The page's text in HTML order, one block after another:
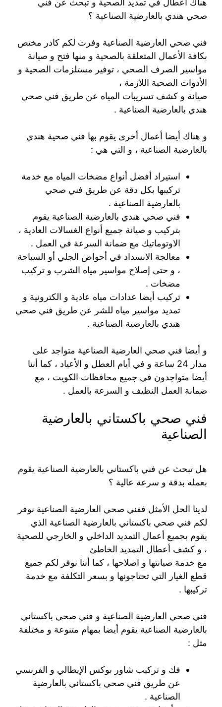
صحي هندي بالعارضية الصناعية ؟
فني صحي العارضية الصناعية وفرت لكم كادر مختص
بكافة الأعمال المتعلقة بالصحية و منها فتح و صيانة
مواسير الصرف الصحي ، توفير مستلزمات الصحية و
الأدوات الصحية اللازمة ،
صيانة و كشف تسريبات المياه عن طريق فني صحي
هندي بالعارضية الصناعية .
و هناك أيضا أعمال أخرى يقوم بها فني صحية هندي
بالعارضية الصناعية ، و التي هي :
استيراد أفضل أنواع مضخات المياه مع خدمة
تركيبها بكل دقة عن طريق فني صحي
بالعارضية الصناعية .
فني صحي هندي بالعارضية الصناعية يقوم
بتركيب و صيانة جميع أنواع الغسالات العادية ،
الاوتوماتيك مع ضمانة السرعة في العمل .
معالجة الانسداد في أحواض الجلي أو السباحة
، و حتى إصلاح مواسير مياه الشرب و تركيب
مضخات .
تركيب أيضا عدادات مياه عادية و الكترونية و
تمديد مواسير مياه للشر عن طريق فني صحي
هندي بالعارضية الصناعية .
و أيضا فني صحي العارضية الصناعية متواجد على
مدار 24 ساعة و في أيام العطل و الأعياد ، كما أننا
أيضا متواجدون في جميع محافظات الكويت ، مع
ضمانة العمل النظيف و السرعة بالعمل .
فني صحي باكستاني بالعارضية
الصناعية
هل تبحث عن فني باكستاني بالعارضية الصناعية يقوم
بعمله بدقة و سرعة عالية ؟
لدينا الحل الأمثل ففني صحي العارضية الصناعية نوفر
لكم فني صحي باكستاني بالعارضية الصناعية الذي
يقوم بجميع أعمال التمديد الداخلي و الخارجي للصحية
، و كشف أعطال التمديد الخاطئ
مع خدمة صيانتها و اصلاحها ، كما أننا نوفر لكم جميع
قطع الغيار التي تحتاجونها و بسعر التكلفة مع خدمة
تركيبها .
فني صحي العارضية الصناعية و فني صحي باكستاني
بالعارضية الصناعية يقوم أيضا بمهام متنوعة و مختلفة
مثل :
فك و تركيب شاور بوكس الإيطالي و الفرنسي
عن طريق فني صحي باكستاني بالعارضية
الصناعية .